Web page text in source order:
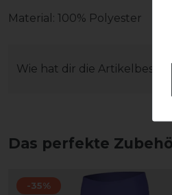
Material: 100% Polyester
Wie hat dir die
Das perfekte
-35%